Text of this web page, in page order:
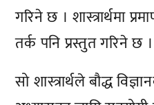
गरिने छ । शास्त्रार्थमा
तर्क पनि प्रस्तुत गरिने छ ।
सो शास्त्रार्थले बौद्ध